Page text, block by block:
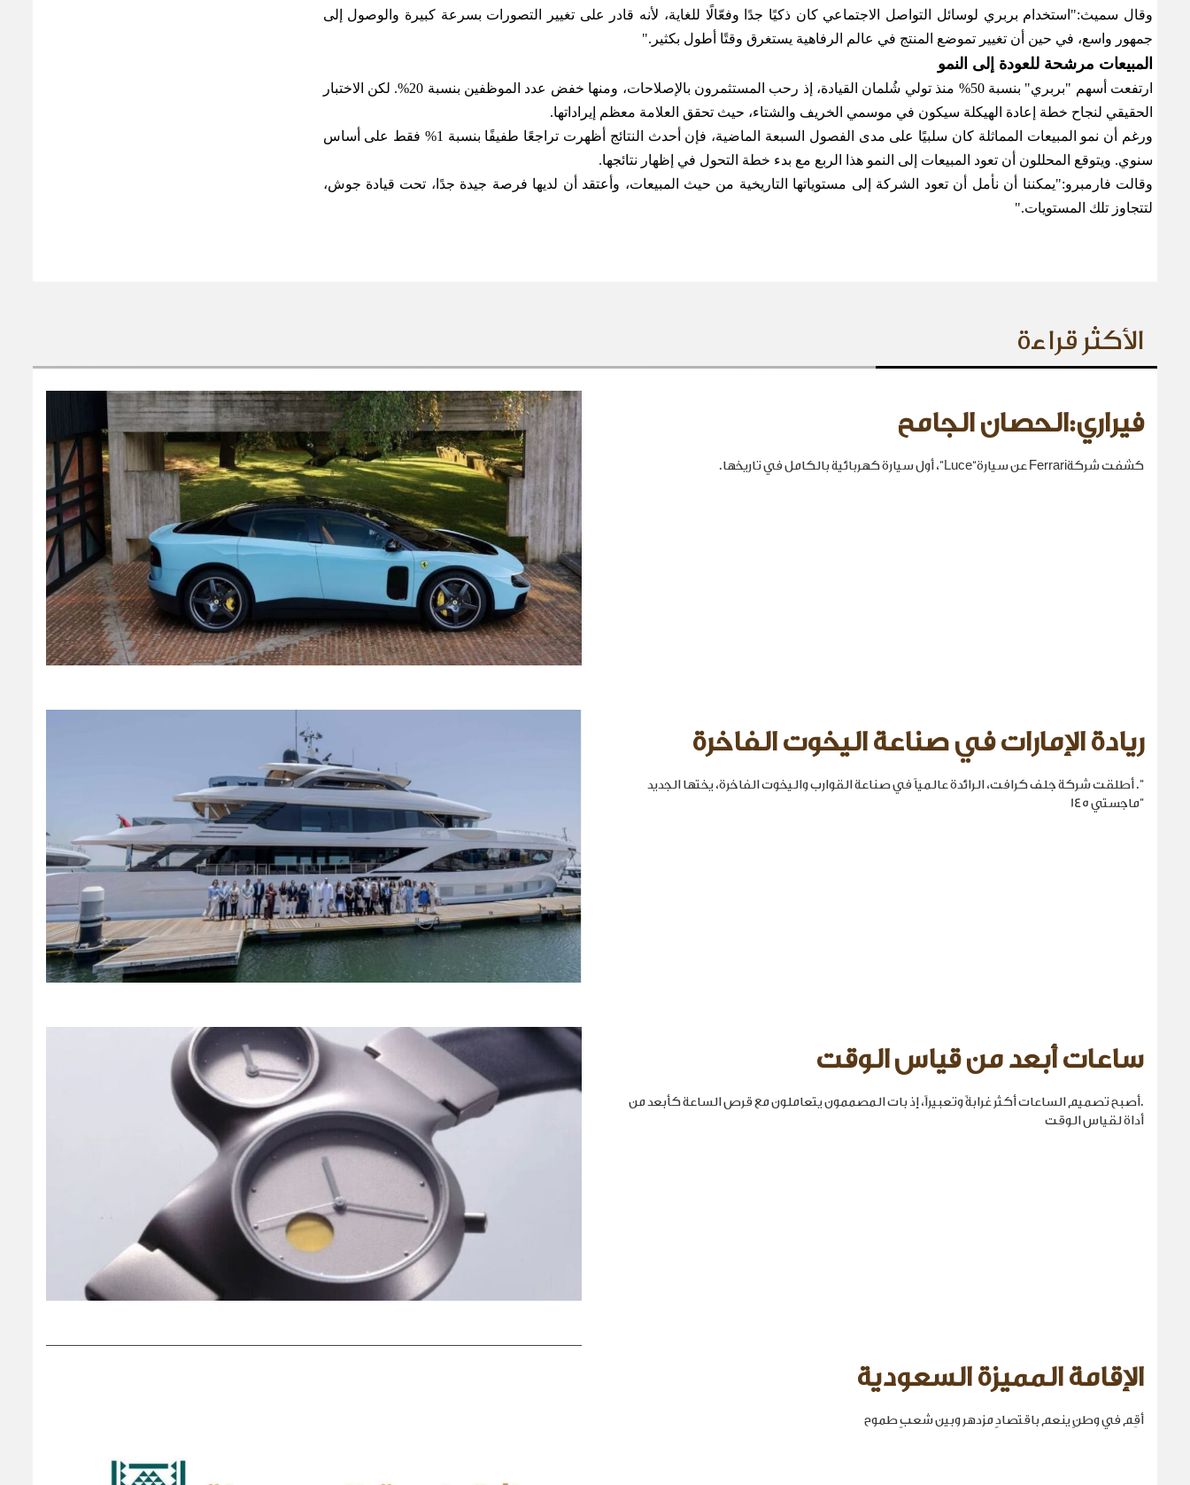
وقال سميث:"استخدام بربري لوسائل التواصل الاجتماعي كان ذكيًا جدًا وفعّالًا للغاية، لأنه قادر على تغيير التصورات بسرعة كبيرة والوصول إلى
جمهور واسع، في حين أن تغيير تموضع المنتج في عالم الرفاهية يستغرق وقتًا أطول بكثير ."
المبيعات مرشحة للعودة إلى النمو
ارتفعت أسهم "بربري" بنسبة 50% منذ تولي شُلمان القيادة، إذ رحب المستثمرون بالإصلاحات، ومنها خفض عدد الموظفين بنسبة 20%. لكن الاختبار
الحقيقي لنجاح خطة إعادة الهيكلة سيكون في موسمي الخريف والشتاء، حيث تحقق العلامة معظم إيراداتها.
ورغم أن نمو المبيعات المماثلة كان سلبيًا على مدى الفصول السبعة الماضية، فإن أحدث النتائج أظهرت تراجعًا طفيفًا بنسبة 1% فقط على أساس
سنوي. ويتوقع المحللون أن تعود المبيعات إلى النمو هذا الربع مع بدء خطة التحول في إظهار نتائجها.
وقالت فارمبرو:"يمكننا أن نأمل أن تعود الشركة إلى مستوياتها التاريخية من حيث المبيعات، وأعتقد أن لديها فرصة جيدة جدًا، تحت قيادة جوش،
لتتجاوز تلك المستويات."
الأكثر قراءة
فيراري:الحصان الجامح
كشفت شركةFerrari عن سيارة“Luce”، أول سيارة كهربائية بالكامل في تاريخها.
ريادة الإمارات في صناعة اليخوت الفاخرة
". أطلقت شركة جلف كرافت، الرائدة عالمياً في صناعة القوارب واليخوت الفاخرة، يختها الجديد
"ماجستي 145
ساعات أبعد من قياس الوقت
.أصبح تصميم الساعات أكثر غرابةً وتعبيراً، إذ بات المصممون يتعاملون مع قرص الساعة كأبعد من
أداة لقياس الوقت
الإقامة المميزة السعودية
أقِم في وطنٍ ينعم باقتصادٍ مزدهر وبين شعبٍ طموح